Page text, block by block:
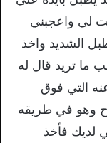
لي واعجبني
الشديد واخذ
ما تريد قال له
التي فوق
وهو في طريقه
لديك فأخذ